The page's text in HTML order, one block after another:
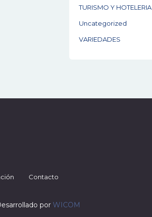
TURISMO Y HOTELERIA
Uncategorized
VARIEDADES
Contacto
por WICOM